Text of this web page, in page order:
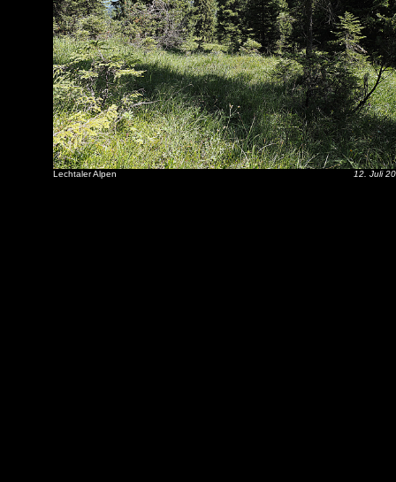
Lechtaler Alpen 12. Juli